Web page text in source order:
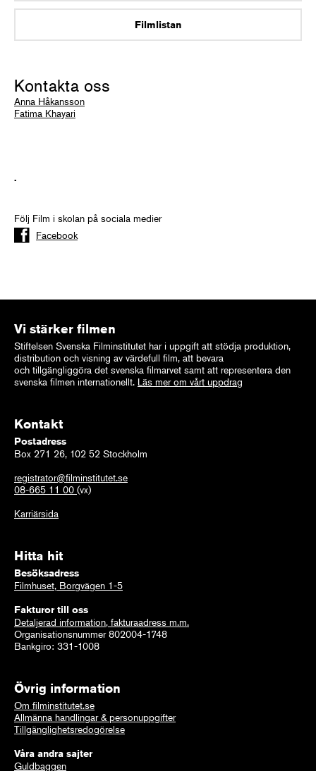
Filmlistan
Kontakta oss
Anna Håkansson
Fatima Khayari
.
Följ Film i skolan på sociala medier
Facebook
Vi stärker filmen
Stiftelsen Svenska Filminstitutet har i uppgift att stödja produktion,
distribution och visning av värdefull film, att bevara
och tillgängliggöra det svenska filmarvet samt att representera den
svenska filmen internationellt. Läs mer om vårt uppdrag
Kontakt
Postadress
Box 271 26, 102 52 Stockholm
registrator@filminstitutet.se
08-665 11 00 (vx)
Karriärsida
Hitta hit
Besöksadress
Filmhuset, Borgvägen 1-5
Fakturor till oss
Detaljerad information, fakturaadress m.m.
Organisationsnummer 802004-1748
Bankgiro: 331-1008
Övrig information
Om filminstitutet.se
Allmänna handlingar & personuppgifter
Tillgänglighetsredogörelse
Våra andra sajter
Guldbaggen